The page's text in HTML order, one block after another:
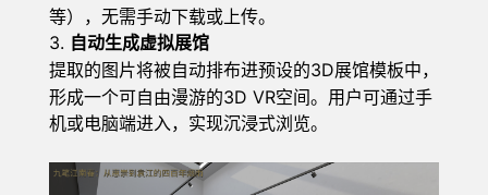
等），无需手动下载或上传。
3. 自动生成虚拟展馆
提取的图片将被自动排布进预设的3D展馆模板中，
形成一个可自由漫游的3D VR空间。用户可通过手
机或电脑端进入，实现沉浸式浏览。